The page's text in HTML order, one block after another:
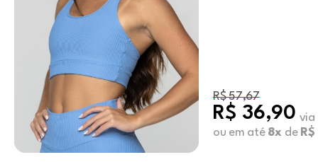
R$ 57,67
R$ 36,90 via
ou em até 8x de R$